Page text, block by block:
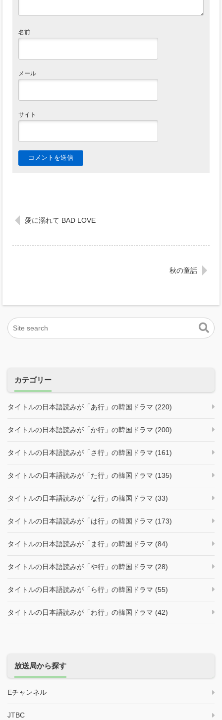
名前
メール
サイト
愛に溺れて BAD LOVE
秋の童話
カテゴリー
タイトルの日本語読みが「あ行」の韓国ドラマ (220)
タイトルの日本語読みが「か行」の韓国ドラマ (200)
タイトルの日本語読みが「さ行」の韓国ドラマ (161)
タイトルの日本語読みが「た行」の韓国ドラマ (135)
タイトルの日本語読みが「な行」の韓国ドラマ (33)
タイトルの日本語読みが「は行」の韓国ドラマ (173)
タイトルの日本語読みが「ま行」の韓国ドラマ (84)
タイトルの日本語読みが「や行」の韓国ドラマ (28)
タイトルの日本語読みが「ら行」の韓国ドラマ (55)
タイトルの日本語読みが「わ行」の韓国ドラマ (42)
放送局から探す
Eチャンネル
JTBC